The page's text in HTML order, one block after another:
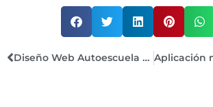
Diseño Web Autoescuela Los Cedros